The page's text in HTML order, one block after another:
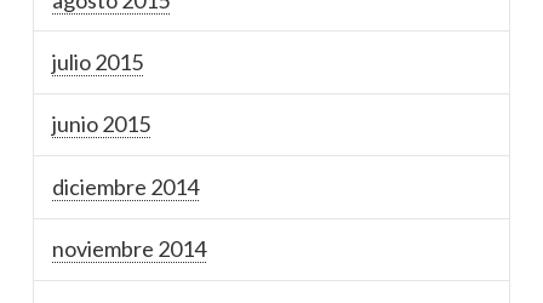
julio 2015
junio 2015
diciembre 2014
noviembre 2014